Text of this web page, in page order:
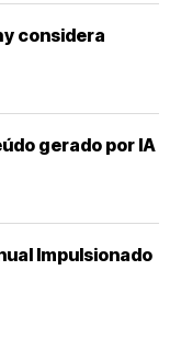
considera
gerado por IA
Impulsionado